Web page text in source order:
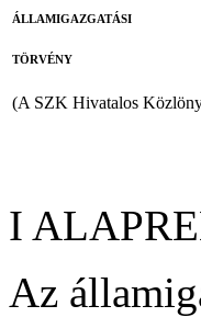
ÁLLAMIGAZGATÁSI
TÖRVÉNY
(A SZK Hivatalos
I
Az